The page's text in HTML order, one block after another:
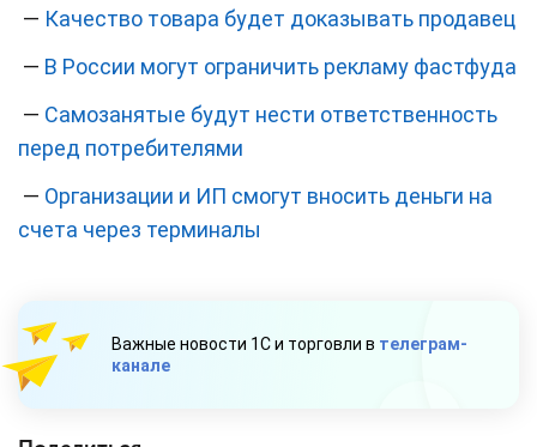
— Качество товара будет доказывать продавец
— В России могут ограничить рекламу фастфуда
— Самозанятые будут нести ответственность
перед потребителями
— Организации и ИП смогут вносить деньги на
счета через терминалы
Важные новости 1С и торговли в телеграм-
канале